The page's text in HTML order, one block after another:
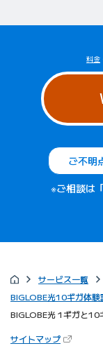
料金
ご不明
※ご相談は
サービス一覧
BIGLOBE光10ギガ体験
BIGLOBE光 1ギガと10
サイトマップ（新しいタ